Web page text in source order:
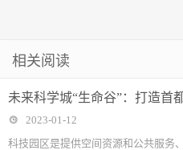
相关阅读
未来科学城“生命谷”：打造首
2023-01-12
科技园区是提供空间资源和公共服务